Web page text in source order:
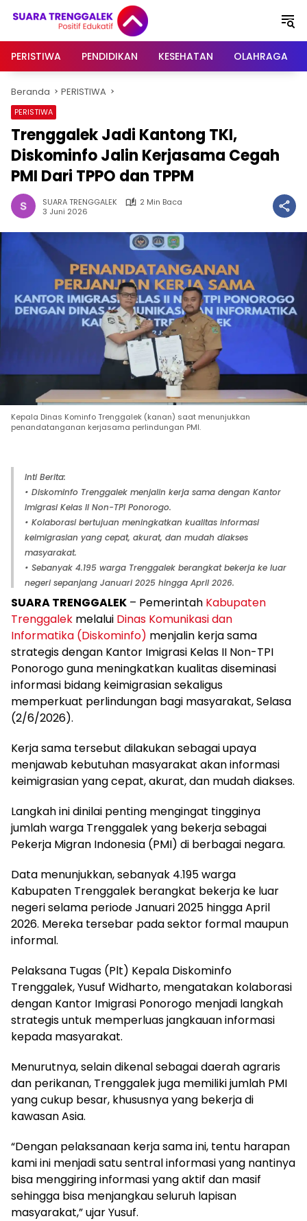
PERISTIWA
PENDIDIKAN KESEHATAN OLAHRAGA
Beranda PERISTIWA
PERISTIWA
Trenggalek Jadi Kantong TKI,
Diskominfo Jalin Kerjasama Cegah
PMI Dari TPPO dan TPPM
SUARA TRENGGALEK
2 Min Baca
3 Juni 2026
Kepala Dinas Kominfo Trenggalek (kanan) saat menunjukkan
penandatanganan kerjasama perlindungan PMI.
Inti Berita:
• Diskominfo Trenggalek menjalin kerja sama dengan Kantor
Imigrasi Kelas II Non-TPI Ponorogo.
• Kolaborasi bertujuan meningkatkan kualitas informasi
keimigrasian yang cepat, akurat, dan mudah diakses
masyarakat.
• Sebanyak 4.195 warga Trenggalek berangkat bekerja ke luar
negeri sepanjang Januari 2025 hingga April 2026.
SUARA TRENGGALEK – Pemerintah Kabupaten
Trenggalek melalui Dinas Komunikasi dan
Informatika (Diskominfo) menjalin kerja sama
strategis dengan Kantor Imigrasi Kelas II Non-TPI
Ponorogo guna meningkatkan kualitas diseminasi
informasi bidang keimigrasian sekaligus
memperkuat perlindungan bagi masyarakat, Selasa
(2/6/2026).
Kerja sama tersebut dilakukan sebagai upaya
menjawab kebutuhan masyarakat akan informasi
keimigrasian yang cepat, akurat, dan mudah diakses.
Langkah ini dinilai penting mengingat tingginya
jumlah warga Trenggalek yang bekerja sebagai
Pekerja Migran Indonesia (PMI) di berbagai negara.
Data menunjukkan, sebanyak 4.195 warga
Kabupaten Trenggalek berangkat bekerja ke luar
negeri selama periode Januari 2025 hingga April
2026. Mereka tersebar pada sektor formal maupun
informal.
Pelaksana Tugas (Plt) Kepala Diskominfo
Trenggalek, Yusuf Widharto, mengatakan kolaborasi
dengan Kantor Imigrasi Ponorogo menjadi langkah
strategis untuk memperluas jangkauan informasi
kepada masyarakat.
Menurutnya, selain dikenal sebagai daerah agraris
dan perikanan, Trenggalek juga memiliki jumlah PMI
yang cukup besar, khususnya yang bekerja di
kawasan Asia.
“Dengan pelaksanaan kerja sama ini, tentu harapan
kami ini menjadi satu sentral informasi yang nantinya
bisa menggiring informasi yang aktif dan masif
sehingga bisa menjangkau seluruh lapisan
masyarakat,” ujar Yusuf.